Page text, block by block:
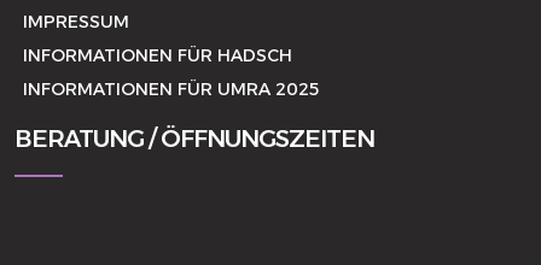
IMPRESSUM
INFORMATIONEN FÜR HADSCH
INFORMATIONEN FÜR UMRA 2025
BERATUNG / ÖFFNUNGSZEITEN